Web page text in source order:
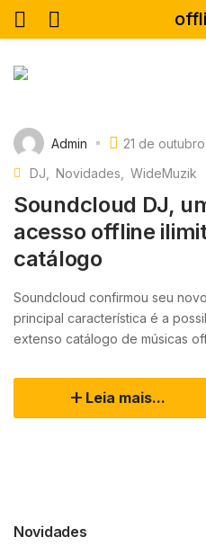
Admin
21 de
DJ
Novidades WideMuzik
Soundcloud DJ,
acesso offline
catálogo
Soundcloud confirmou seu
principal característica é a
extenso catálogo de músicas
Leia mais...
Novidades